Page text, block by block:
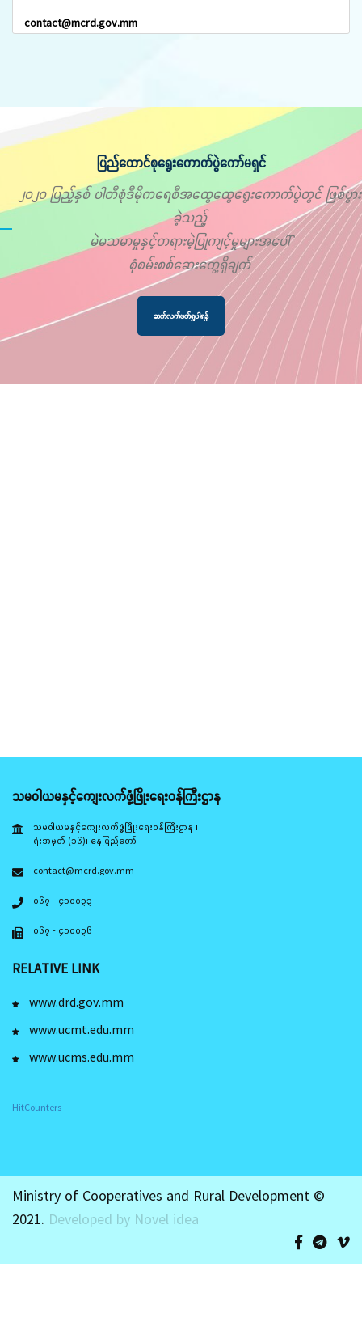
contact@mcrd.gov.mm
ပြည်ထောင်စုရွေးကောက်ပွဲကော်မရှင်
၂၀၂၀ ပြည့်နှစ် ပါတီစုံဒီမိုကရေစီအထွေထွေရွေးကောက်ပွဲတွင် ဖြစ်ပွား
ခဲ့သည့်
မဲမသမာမှုနှင့်တရားမဲ့ပြုကျင့်မှုများအပေါ်
စုံစမ်းစစ်ဆေးတွေ့ရှိချက်
ဆက်လက်ဖတ်ရှုပါရန်
သမဝါယမနှင့်ကျေးလက်ဖွံ့ဖြိုးရေးဝန်ကြီးဌာန
သမဝါယမနှင့်ကျေးလက်ဖွံ့ဖြိုးရေးဝန်ကြီးဌာန ၊
ရုံးအမှတ် (၁၆)၊ နေပြည်တော်
contact@mcrd.gov.mm
၀၆၇ - ၄၁၀၀၃၃
၀၆၇ - ၄၁၀၀၃၆
RELATIVE LINK
www.drd.gov.mm
www.ucmt.edu.mm
www.ucms.edu.mm
HitCounters
Ministry of Cooperatives and Rural Development ©
2021. Developed by Novel idea